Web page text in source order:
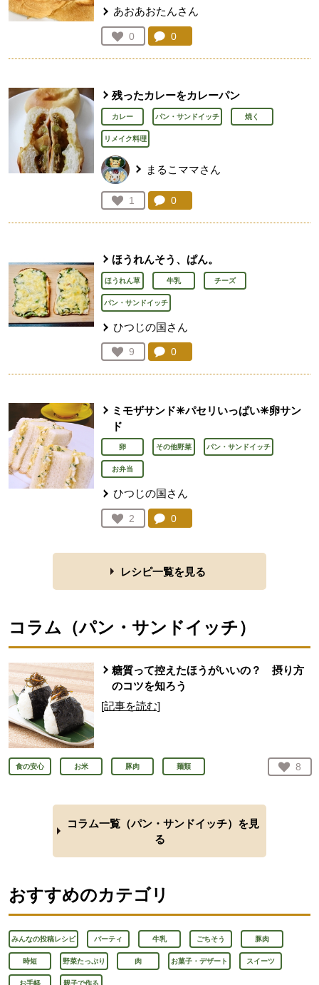
あおあおたんさん
お気に入り登録：
0
人が登録
コメント：
0
残ったカレーをカレーパン
カレー パン・サンドイッチ 焼く
リメイク料理
まるこママさん
お気に入り登録：
1
人が登録
コメント：
0
ほうれんそう、ぱん。
ほうれん草 牛乳 チーズ
パン・サンドイッチ
ひつじの国さん
お気に入り登録：
9
人が登録
コメント：
0
ミモザサンド✳︎パセリいっぱい✳︎卵サン
ド
卵 その他野菜 パン・サンドイッチ
お弁当
ひつじの国さん
お気に入り登録：
2
人が登録
コメント：
0
レシピ一覧を見る
コラム（パン・サンドイッチ）
糖質って控えたほうがいいの？ 摂り方
のコツを知ろう
[記事を読む]
食の安心 お米 豚肉 麺類 お気
8
人
コラム一覧（パン・サンドイッチ）を見
る
おすすめのカテゴリ
みんなの投稿レシピ パーティ 牛乳 ごちそう 豚肉
時短 野菜たっぷり 肉 お菓子・デザート スイーツ
お手軽 親子で作る